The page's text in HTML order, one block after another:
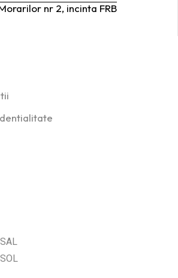
nr 2, incinta FRB